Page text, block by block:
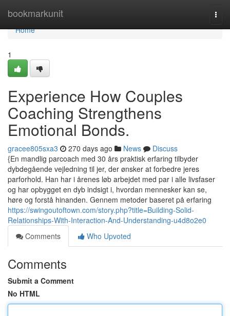
bookmarkunit
Home
Home
1
Experience How Couples
Coaching Strengthens
Emotional Bonds.
gracee805sxa3 270 days ago News
Discuss
{En mandlig parcoach med 30 års praktisk erfaring tilbyder
dybdegående vejledning til jer, der ønsker at forbedre jeres
parforhold. Han har i årenes løb arbejdet med par i alle livsfaser
og har opbygget en dyb indsigt i, hvordan mennesker kan se,
høre og forstå hinanden. Gennem metoder baseret på erfaring
https://swingoutoftown.com/story.php?title=Building-Solid-
Relationships-With-Interaction-And-Understanding-u4d8o2e0
Comments
Who Upvoted
Comments
Submit a Comment
No HTML